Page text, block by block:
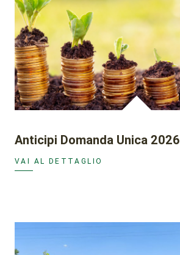
Anticipi Domanda Unica 2026
VAI AL DETTAGLIO